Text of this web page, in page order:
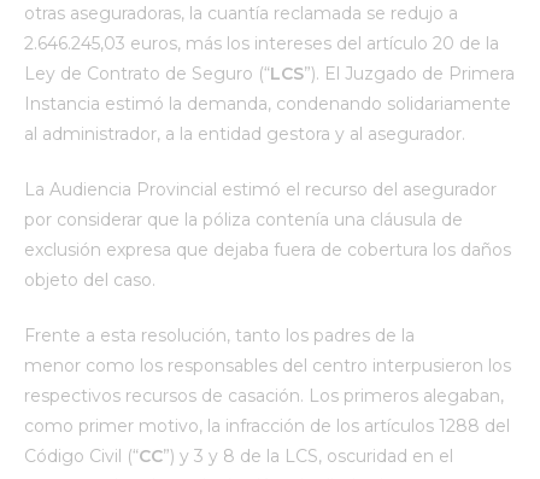
otras aseguradoras, la cuantía reclamada se redujo a
2.646.245,03 euros, más los intereses del artículo 20 de la
Ley de Contrato de Seguro (“LCS”). El Juzgado de Primera
Instancia estimó la demanda, condenando solidariamente
al administrador, a la entidad gestora y al asegurador.
La Audiencia Provincial estimó el recurso del asegurador
por considerar que la póliza contenía una cláusula de
exclusión expresa que dejaba fuera de cobertura los daños
objeto del caso.
Frente a esta resolución, tanto los padres de la
menor como los responsables del centro interpusieron los
respectivos recursos de casación. Los primeros alegaban,
como primer motivo, la infracción de los artículos 1288 del
Código Civil (“CC”) y 3 y 8 de la LCS, oscuridad en el